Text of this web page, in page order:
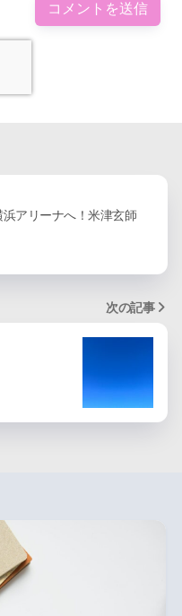
アリーナへ！米津玄師
次の記事